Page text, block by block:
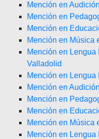
Mención en
Mención en
Mención en
Mención en Música
Mención en Lengua
Valladolid
Mención en Lengua
Mención en
Mención en
Mención en
Mención en Música
Mención en Lengua